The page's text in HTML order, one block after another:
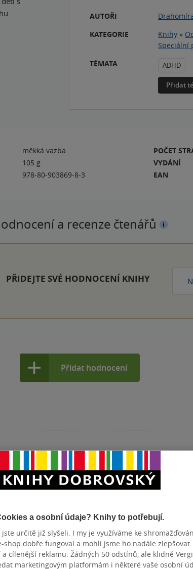
AUTOŘI
KATEGORIE
Knihy »
Speciální
TÉMATA
ADHD
Přidat
měkká vazba
105 g
978-80-903869-8-3
POČET
VYDÁNÍ
EAN
a recenze čtenářů
PŘIDEJTE SVÉ HODNOCENÍ KNIHY
Přidat hodnocení
a osobní údaje? Knihy to potřebují.
určitě již slyšeli. I my je využíváme ke
shop dobře fungoval a mohli jsme ho nadále zlepšovat.
cílenější reklamu. Žádných 50 odstínů, ale klidně
marketingovým platformám i některé vaše osobní